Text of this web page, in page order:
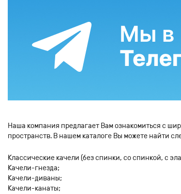
Наша компания предлагает Вам ознакомиться с
пространств. В нашем каталоге Вы можете найти
Классические качели (без спинки, со спинкой, с
Качели-гнезда;
Качели-диваны;
Качели-канаты;